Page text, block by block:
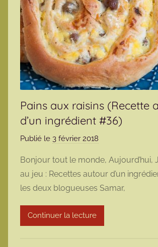
Pains aux raisins (Recette
d’un ingrédient #36)
Publié le 3 février 2018
r
m
a
r
Bonjour tout le monde, Aujourd’hui,
au jeu : Recettes autour d’un
les deux blogueuses Samar,
Continuer la lecture